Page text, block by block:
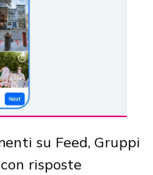
su Feed, Gruppi
risposte